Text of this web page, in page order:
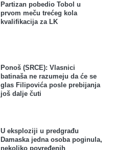
Partizan pobedio Tobol u
prvom meču trećeg kola
kvalifikacija za LK
Ponoš (SRCE): Vlasnici
batinaša ne razumeju da će se
glas Filipovića posle prebijanja
još dalje čuti
U eksploziji u predgrađu
Damaska jedna osoba poginula,
nekoliko povređenih